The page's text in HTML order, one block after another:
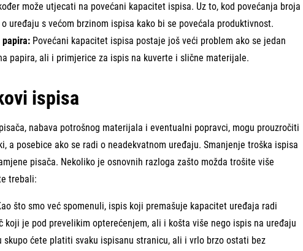
može utjecati na povećani kapacitet ispisa. Uz to, kod povećanja broja
uređaju s većom brzinom ispisa kako bi se povećala produktivnost.
Povećani kapacitet ispisa postaje još veći problem ako se jedan
papira, ali i primjerice za ispis na kuverte i slične materijale.
ispisa
nabava potrošnog materijala i eventualni popravci, mogu prouzročiti
a posebice ako se radi o neadekvatnom uređaju. Smanjenje troška ispisa
pisača. Nekoliko je osnovnih razloga zašto možda trošite više
trebali:
što smo već spomenuli, ispis koji premašuje kapacitet uređaja radi
koji je pod prevelikim opterećenjem, ali i košta više nego ispis na uređaju
skupo ćete platiti svaku ispisanu stranicu, ali i vrlo brzo ostati bez